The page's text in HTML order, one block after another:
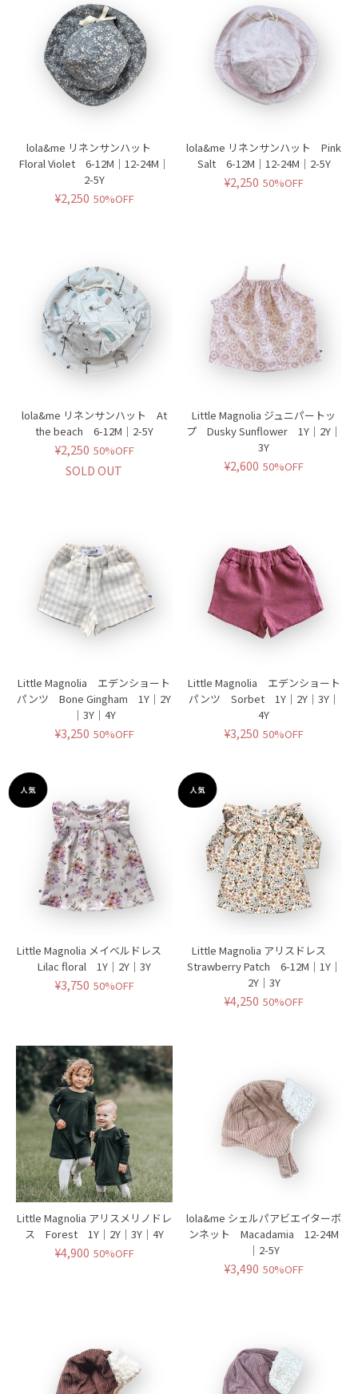
lola&me リネンサンハット
Floral Violet 6-12M｜12-24M｜
2-5Y
¥2,250 50%OFF
lola&me リネンサンハット Pink
Salt 6-12M｜12-24M｜2-5Y
¥2,250 50%OFF
lola&me リネンサンハット At
the beach 6-12M｜2-5Y
¥2,250 50%OFF
SOLD OUT
Little Magnolia ジュニパートッ
プ Dusky Sunflower 1Y｜2Y｜
3Y
¥2,600 50%OFF
Little Magnolia エデンショート
パンツ Bone Gingham 1Y｜2Y
｜3Y｜4Y
¥3,250 50%OFF
Little Magnolia エデンショート
パンツ Sorbet 1Y｜2Y｜3Y｜
4Y
¥3,250 50%OFF
Little Magnolia メイベルドレス
Lilac floral 1Y｜2Y｜3Y
¥3,750 50%OFF
Little Magnolia アリスドレス
Strawberry Patch 6-12M｜1Y｜
2Y｜3Y
¥4,250 50%OFF
Little Magnolia アリスメリノドレ
ス Forest 1Y｜2Y｜3Y｜4Y
¥4,900 50%OFF
lola&me シェルパアビエイターボ
ンネット Macadamia 12-24M
｜2-5Y
¥3,490 50%OFF